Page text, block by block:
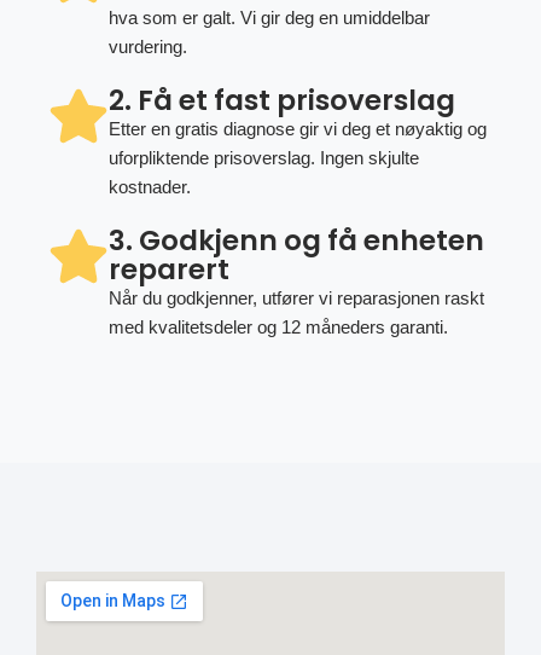
hva som er galt. Vi gir deg en umiddelbar
vurdering.
2. Få et fast prisoverslag
Etter en gratis diagnose gir vi deg et nøyaktig og
uforpliktende prisoverslag. Ingen skjulte
kostnader.
3. Godkjenn og få enheten
reparert
Når du godkjenner, utfører vi reparasjonen raskt
med kvalitetsdeler og 12 måneders garanti.